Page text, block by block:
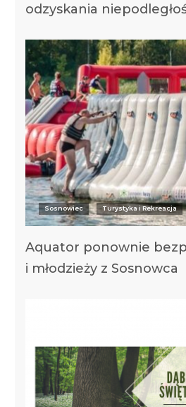
odzyskania
Sosnowiec Turystyka i Rekreacja
Aquator ponownie
i młodzieży z Sosnowca